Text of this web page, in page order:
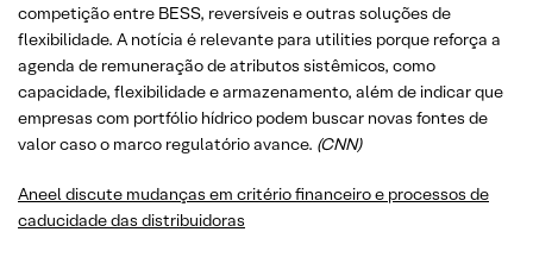
competição entre BESS, reversíveis e outras soluções de
flexibilidade. A notícia é relevante para utilities porque reforça a
agenda de remuneração de atributos sistêmicos, como
capacidade, flexibilidade e armazenamento, além de indicar que
empresas com portfólio hídrico podem buscar novas fontes de
valor caso o marco regulatório avance. (CNN)
Aneel discute mudanças em critério financeiro e processos de
caducidade das distribuidoras